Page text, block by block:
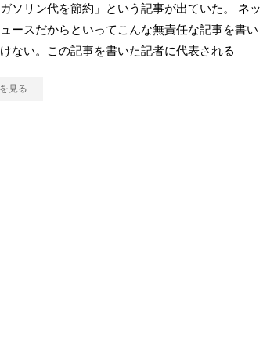
ソリン代を節約」という記事が出ていた。 ネッ
ュースだからといってこんな無責任な記事を書い
ない。この記事を書いた記者に代表される
見る